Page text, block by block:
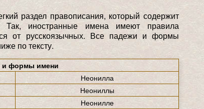
раздел правописания, который содержит
иностранные имена имеют правила
от русскоязычных. Все падежи и формы
по тексту.
и формы имени
Неонилла
Неониллы
Неонилле